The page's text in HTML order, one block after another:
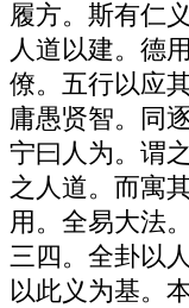
履方。斯有仁
人道以建。德
僚。五行以应
庸愚贤智。同
宁曰人为。谓
之人道。而寓
用。全易大法
三四。全卦以
以此义为基。